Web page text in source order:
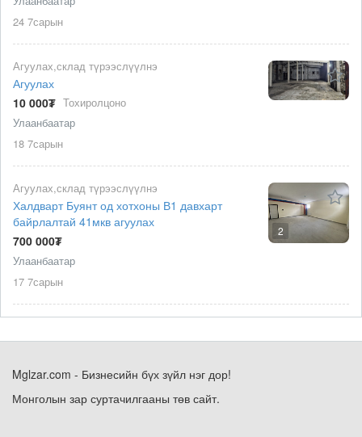
24 7сарын
Агуулах,склад түрээслүүлнэ
Агуулах
10 000₮ Тохиролцоно
Улаанбаатар
18 7сарын
2
Агуулах,склад түрээслүүлнэ
Халдварт Буянт од хотхоны В1 давхарт
байрлалтай 41мкв агуулах
700 000₮
Улаанбаатар
17 7сарын
Mglzar.com - Бизнесийн бүх зүйл нэг дор!
Монголын зар суртачилгааны төв сайт.